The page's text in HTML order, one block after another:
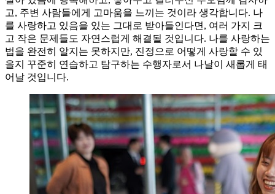
고, 주변 사람들에게 고마움을 느끼는 것이라 생각합니다. 나
를 사랑하고 있음을 있는 그대로 받아들인다면, 여러 가지 크
고 작은 문제들도 자연스럽게 해결될 것입니다. 나를 사랑하는
법을 완전히 알지는 못하지만, 진정으로 어떻게 사랑할 수 있
을지 꾸준히 연습하고 탐구하는 수행자로서 나날이 새롭게 태
어날 것입니다.